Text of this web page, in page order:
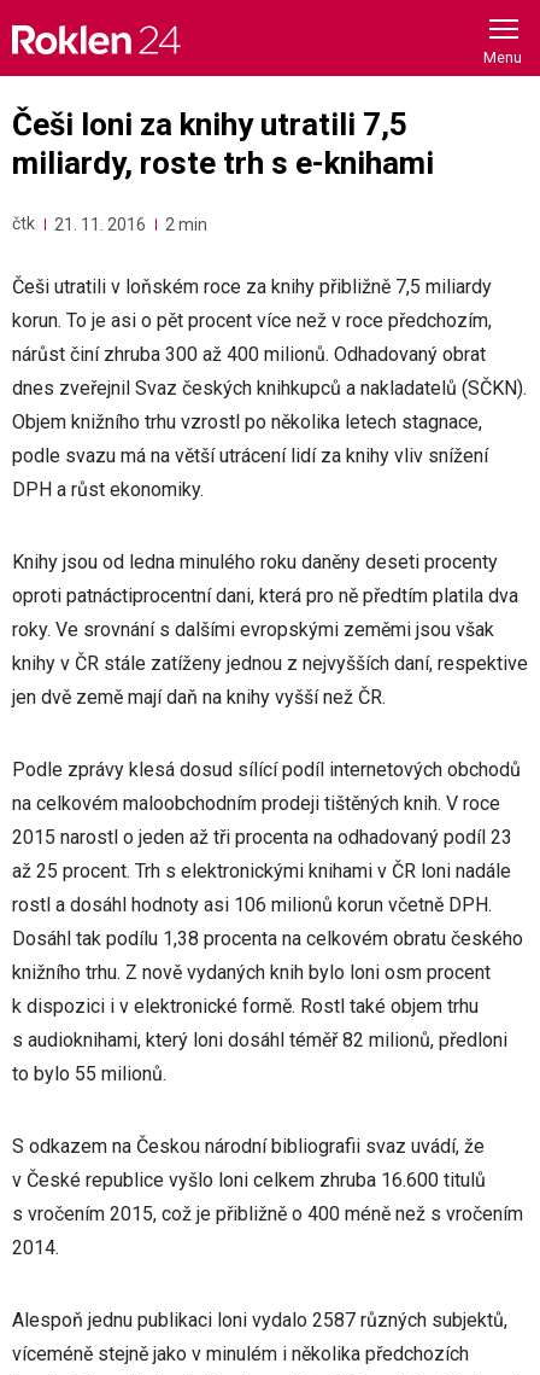
content
Češi loni za knihy utratili 7,5
miliardy, roste trh s e-knihami
čtk 21. 11. 2016 2 min
Češi utratili v loňském roce za knihy přibližně 7,5 miliardy
korun. To je asi o pět procent více než v roce předchozím,
nárůst činí zhruba 300 až 400 milionů. Odhadovaný obrat
dnes zveřejnil Svaz českých knihkupců a nakladatelů (SČKN).
Objem knižního trhu vzrostl po několika letech stagnace,
podle svazu má na větší utrácení lidí za knihy vliv snížení
DPH a růst ekonomiky.
Knihy jsou od ledna minulého roku daněny deseti procenty
oproti patnáctiprocentní dani, která pro ně předtím platila dva
roky. Ve srovnání s dalšími evropskými zeměmi jsou však
knihy v ČR stále zatíženy jednou z nejvyšších daní, respektive
jen dvě země mají daň na knihy vyšší než ČR.
Podle zprávy klesá dosud sílící podíl internetových obchodů
na celkovém maloobchodním prodeji tištěných knih. V roce
2015 narostl o jeden až tři procenta na odhadovaný podíl 23
až 25 procent. Trh s elektronickými knihami v ČR loni nadále
rostl a dosáhl hodnoty asi 106 milionů korun včetně DPH.
Dosáhl tak podílu 1,38 procenta na celkovém obratu českého
knižního trhu. Z nově vydaných knih bylo loni osm procent
k dispozici i v elektronické formě. Rostl také objem trhu
s audioknihami, který loni dosáhl téměř 82 milionů, předloni
to bylo 55 milionů.
S odkazem na Českou národní bibliografii svaz uvádí, že
v České republice vyšlo loni celkem zhruba 16.600 titulů
s vročením 2015, což je přibližně o 400 méně než s vročením
2014.
Alespoň jednu publikaci loni vydalo 2587 různých subjektů,
víceméně stejně jako v minulém i několika předchozích